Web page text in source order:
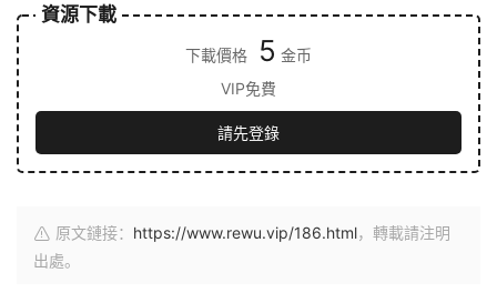
資源下載
下載價格 5 金币
VIP免費
請先登錄
原文鏈接： https://www.rewu.vip/186.html，轉載請注明
出處。